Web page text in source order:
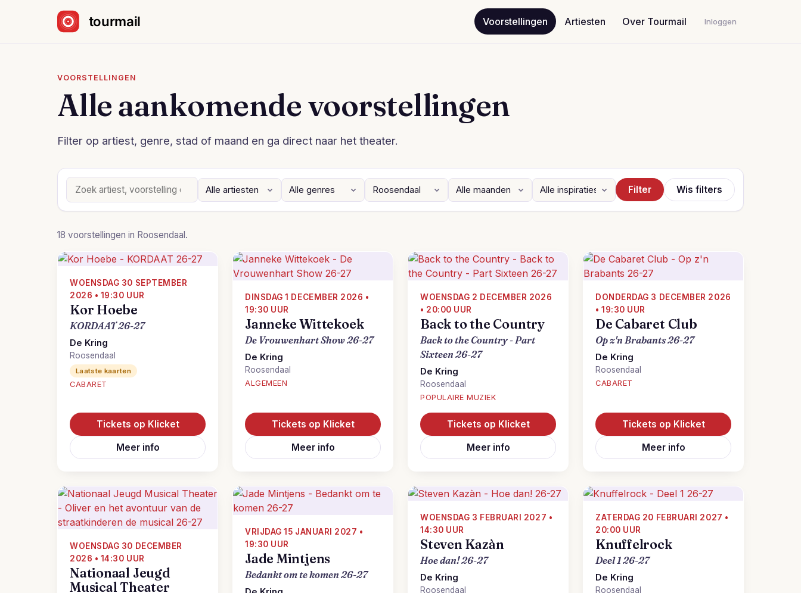
Voorstellingen
Artiesten Over Tourmail Inloggen
VOORSTELLINGEN
Alle aankomende voorstellingen
Filter op artiest, genre, stad of maand en ga direct naar het theater.
Filter Wis filters
18 voorstellingen in Roosendaal.
WOENSDAG 30 SEPTEMBER
2026 • 19:30 UUR
Kor Hoebe
KORDAAT 26-27
De Kring
Roosendaal
Laatste kaarten
CABARET
Tickets op Klicket
Meer info
DINSDAG 1 DECEMBER 2026 •
19:30 UUR
Janneke Wittekoek
De Vrouwenhart Show 26-27
De Kring
Roosendaal
ALGEMEEN
Tickets op Klicket
Meer info
WOENSDAG 2 DECEMBER 2026
• 20:00 UUR
Back to the Country
Back to the Country - Part
Sixteen 26-27
De Kring
Roosendaal
POPULAIRE MUZIEK
Tickets op Klicket
Meer info
DONDERDAG 3 DECEMBER 2026
• 19:30 UUR
De Cabaret Club
Op z'n Brabants 26-27
De Kring
Roosendaal
CABARET
Tickets op Klicket
Meer info
WOENSDAG 30 DECEMBER
2026 • 14:30 UUR
Nationaal Jeugd
Musical Theater
VRIJDAG 15 JANUARI 2027 •
19:30 UUR
Jade Mintjens
Bedankt om te komen 26-27
WOENSDAG 3 FEBRUARI 2027 •
14:30 UUR
Steven Kazàn
Hoe dan! 26-27
De Kring
Roosendaal
ZATERDAG 20 FEBRUARI 2027 •
20:00 UUR
Knuffelrock
Deel 1 26-27
De Kring
Roosendaal